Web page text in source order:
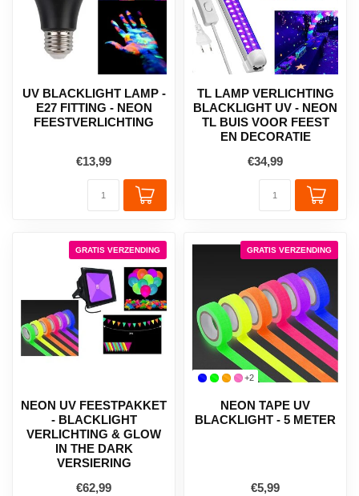
UV BLACKLIGHT LAMP -
E27 FITTING - NEON
FEESTVERLICHTING
€13,99
TL LAMP VERLICHTING
BLACKLIGHT UV - NEON
TL BUIS VOOR FEEST
EN DECORATIE
€34,99
GRATIS VERZENDING
NEON UV FEESTPAKKET
- BLACKLIGHT
VERLICHTING & GLOW
IN THE DARK
VERSIERING
€62,99
GRATIS VERZENDING
+2
NEON TAPE UV
BLACKLIGHT - 5 METER
€5,99